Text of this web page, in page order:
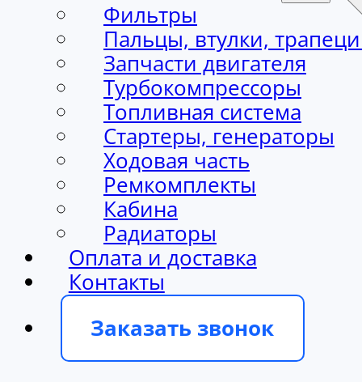
Фильтры
Пальцы, втулки,
Запчасти двигателя
Турбокомпрессоры
Топливная система
Стартеры, генераторы
Ходовая часть
Ремкомплекты
Кабина
Радиаторы
Оплата и доставка
Контакты
Заказать звонок